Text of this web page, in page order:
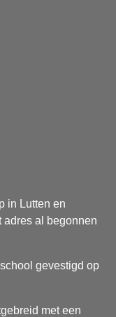
in Lutten en
adres al begonnen
gevestigd op
met een